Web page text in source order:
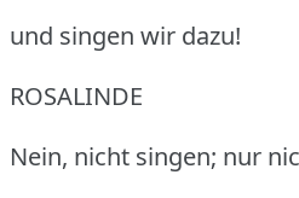
und singen wir dazu!
ROSALINDE
Nein, nicht singen; nur